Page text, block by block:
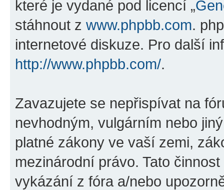
které je vydané pod licencí „
stáhnout z www.phpbb.com.
internetové diskuze. Pro další
http://www.phpbb.com/.
Zavazujete se nepřispívat na
nevhodným, vulgárním nebo
platné zákony ve vaší zemi,
mezinárodní právo. Tato
vykázání z fóra a/nebo